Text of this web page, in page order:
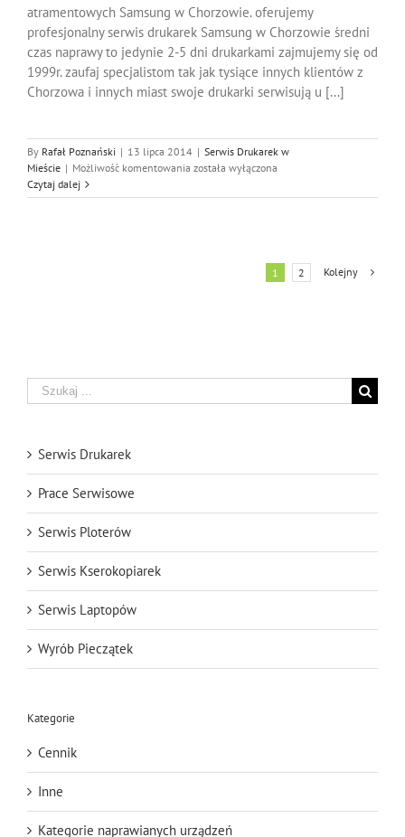
atramentowych Samsung w Chorzowie. oferujemy
profesjonalny serwis drukarek Samsung w Chorzowie średni
czas naprawy to jedynie 2-5 dni drukarkami zajmujemy się od
1999r. zaufaj specjalistom tak jak tysiące innych klientów z
Chorzowa i innych miast swoje drukarki serwisują u [...]
By Rafał Poznański | 13 lipca 2014 | Serwis Drukarek w
Mieście | Możliwość komentowania Serwis
Samsung
została wyłączona
Czytaj dalej
1 2 Kolejny
Szukaj
Serwis Drukarek
Prace Serwisowe
Serwis Ploterów
Serwis Kserokopiarek
Serwis Laptopów
Wyrób Pieczątek
Kategorie
Cennik
Inne
Kategorie naprawianych urządzeń